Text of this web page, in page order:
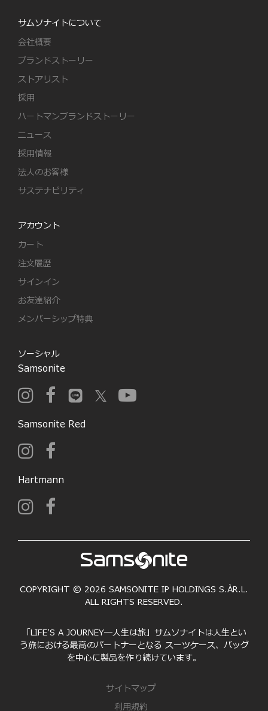
サムソナイトについて
会社概要
ブランドストーリー
ストアリスト
採用
ハートマンブランドストーリー
ニュース
採用情報
法人のお客様
サステナビリティ
アカウント
カート
注文履歴
サインイン
お友達紹介
メンバーシップ特典
ソーシャル
Samsonite
Samsonite Red
Hartmann
COPYRIGHT © 2026 SAMSONITE IP HOLDINGS S.ÀR.L.
ALL RIGHTS RESERVED.
「LIFE'S A JOURNEY―人生は旅」サムソナイトは人生とい
う旅における最高のパートナーとなる スーツケース、バッグ
を中心に製品を作り続けています。
サイトマップ
利用規約